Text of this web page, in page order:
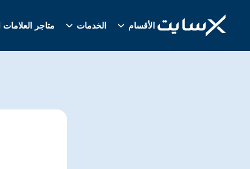
الأقسام الخدمات متاجر العلامات